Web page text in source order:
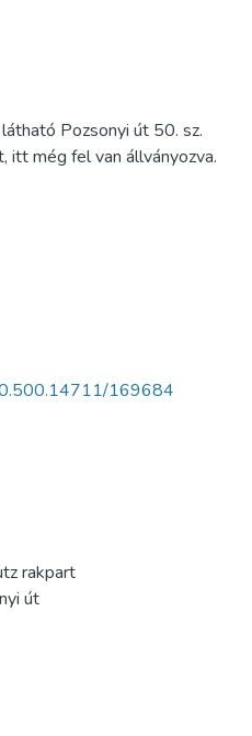
Pozsonyi út 50. sz.
még fel van állványozva.
169684
rakpart
út